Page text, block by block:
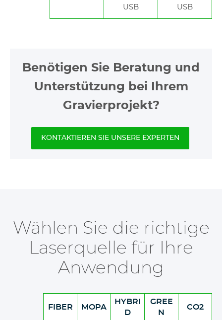
USB USB
Benötigen Sie Beratung und
Unterstützung bei Ihrem
Gravierprojekt?
KONTAKTIEREN SIE UNSERE EXPERTEN
Wählen Sie die richtige
Laserquelle für Ihre
Anwendung
FIBER MOPA
HYBRI
D
GREE
N
CO2